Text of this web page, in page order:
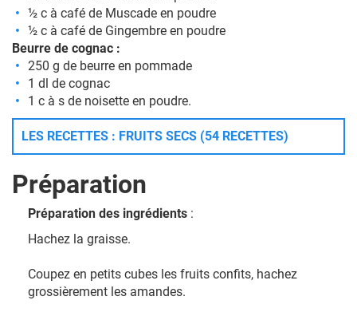
½ c à café de Muscade en poudre
½ c à café de Gingembre en poudre
Beurre de cognac :
250 g de beurre en pommade
1 dl de cognac
1 c à s de noisette en poudre.
LES RECETTES : FRUITS SECS (54 RECETTES)
Préparation
Préparation des ingrédients :
Hachez la graisse.
Coupez en petits cubes les fruits confits, hachez
grossièrement les amandes.